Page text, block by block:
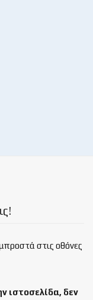
στις οθόνες
ιστοσελίδα, δεν